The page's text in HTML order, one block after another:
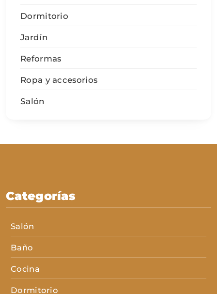
Dormitorio
Jardín
Reformas
Ropa y accesorios
Salón
Categorías
Salón
Baño
Cocina
Dormitorio